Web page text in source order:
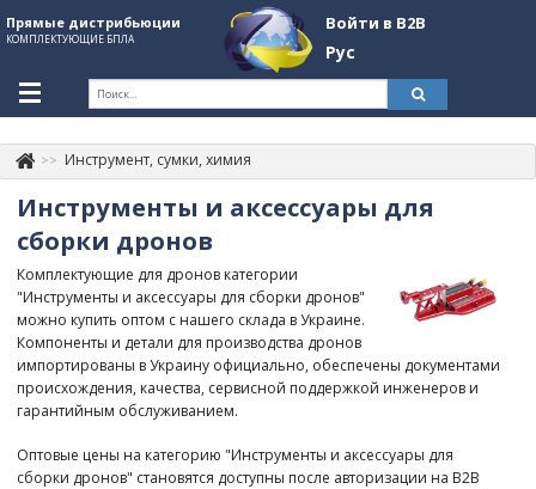
Прямые дистрибьюции
КОМПЛЕКТУЮЩИЕ БПЛА
Войти в B2B
Рус
+380507774092 Контакты
Информация о компании
About Company
Обзоры
Категории
Бренды
Войти в B2B
Инструмент, сумки, химия
Инструменты и аксессуары для
сборки дронов
Комплектующие для дронов категории
"Инструменты и аксессуары для сборки дронов"
можно купить оптом с нашего склада в Украине.
Компоненты и детали для производства дронов
импортированы в Украину официально, обеспечены документами
происхождения, качества, сервисной поддержкой инженеров и
гарантийным обслуживанием.
Оптовые цены на категорию "Инструменты и аксессуары для
сборки дронов" становятся доступны после авторизации на B2B